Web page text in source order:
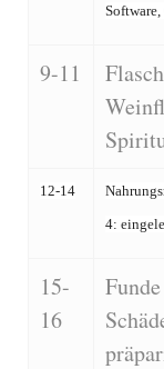
9-11
12-14
4:
15-
16